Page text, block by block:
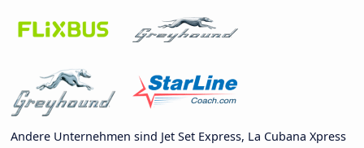
Andere Unternehmen sind Jet Set Express, La Cubana Xpress